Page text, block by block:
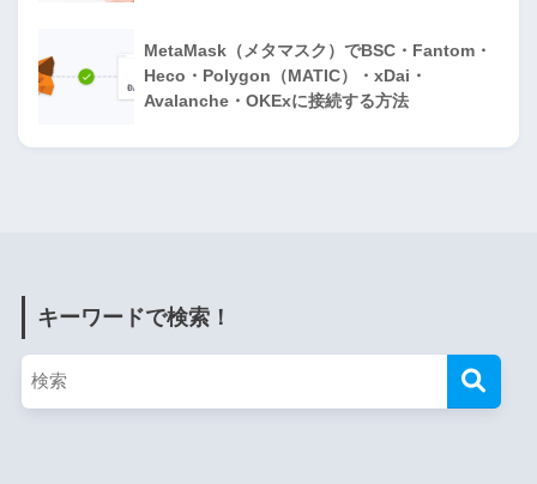
MetaMask（メタマスク）でBSC・Fantom・
Heco・Polygon（MATIC）・xDai・
Avalanche・OKExに接続する方法
キーワードで検索！